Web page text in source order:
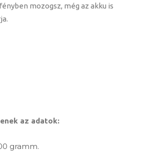
mozogsz, még az akku is
az adatok:
gramm.